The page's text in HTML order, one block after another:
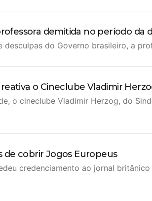
demitida no período da
desculpas do Governo brasileiro, a
o Cineclube Vladimir
o cineclube Vladimir Herzog, do
de cobrir Jogos Europeus
credenciamento ao jornal britânico